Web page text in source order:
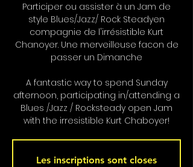
Participer ou assister à un Jam de
style Blues/Jazz/ Rock Steadyen
compagnie de l'irrésistible Kurt
Chanoyer. Une merveilleuse facon de
passer un Dimanche
A fantastic way to spend Sunday
afternoon, participating in/attending a
Blues /Jazz / Rocksteady open Jam
with the irresistible Kurt Chaboyer!
Les inscriptions sont closes